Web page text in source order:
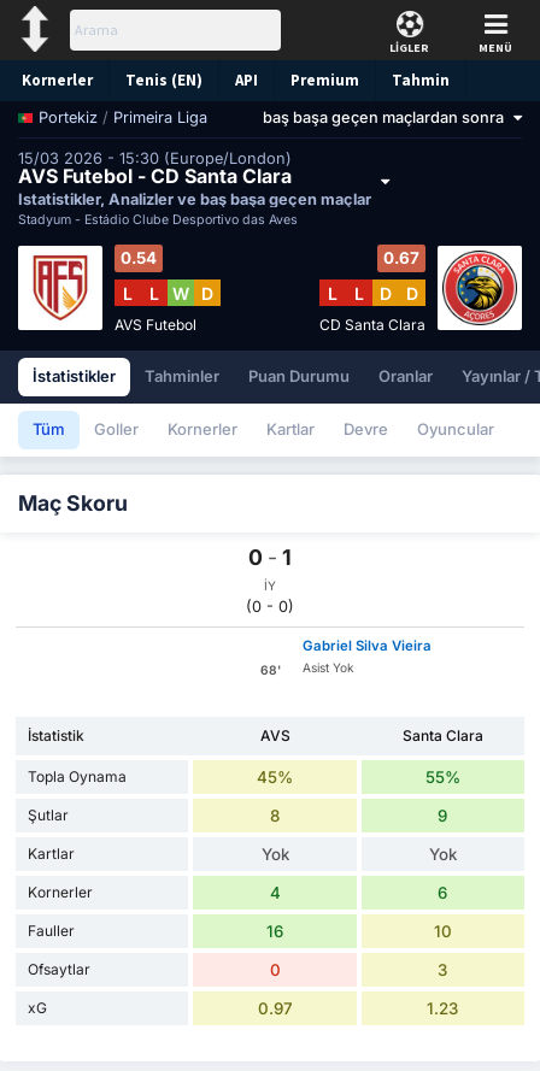
LİGLER MENÜ
Kornerler Tenis (EN) API Premium Tahmin
Portekiz / Primeira Liga baş başa geçen maçlardan sonra
15/03 2026 - 15:30 (Europe/London)
AVS Futebol - CD Santa Clara
İstatistikler, Analizler ve baş başa geçen maçlar
Stadyum - Estádio Clube Desportivo das Aves
0.54
L L W D
AVS Futebol
0.67
L L D D
CD Santa Clara
İstatistikler Tahminler Puan Durumu Oranlar Yayınlar /
Tüm Goller Kornerler Kartlar Devre Oyuncular
Maç Skoru
0 - 1
İY
(0 - 0)
68'
Gabriel Silva Vieira
Asist Yok
İstatistik AVS Santa Clara
Topla Oynama 45% 55%
Şutlar 8 9
Kartlar Yok Yok
Kornerler 4 6
Fauller 16 10
Ofsaytlar 0 3
xG 0.97 1.23